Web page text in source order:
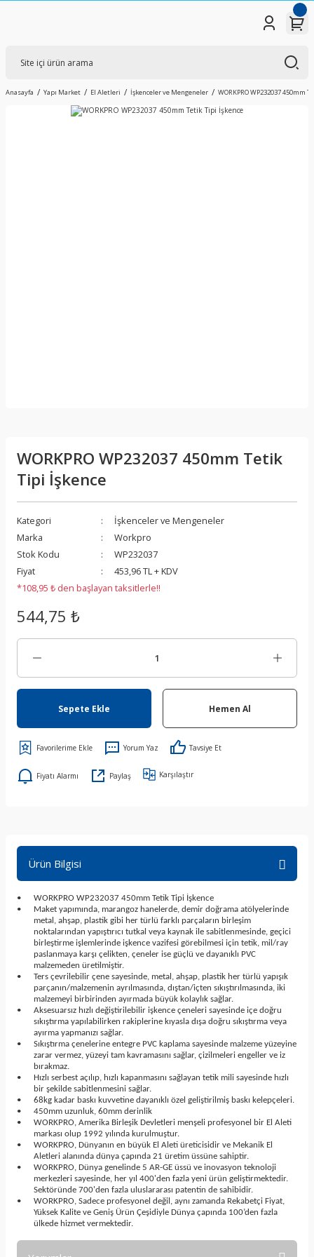
Anasayfa Yapı Market El Aletleri İşkenceler ve Mengeneler WORKPRO WP232037 450mm
WORKPRO WP232037 450mm Tetik
Tipi İşkence
Kategori
İşkenceler ve Mengeneler
Marka
Workpro
Stok Kodu
WP232037
Fiyat
453,96 TL + KDV
*108,95 ₺ den başlayan taksitlerle!!
544,75 ₺
Sepete Ekle Hemen Al
Yorum Yaz Tavsiye Et
Fiyatı Alarmı Paylaş Karşılaştır
Ürün Bilgisi
•
WORKPRO WP232037 450mm Tetik Tipi İşkence
•
Maket yapımında, marangoz hanelerde, demir doğrama atölyelerinde
metal, ahşap, plastik gibi her türlü farklı parçaların birleşim
noktalarından yapıştırıcı tutkal veya kaynak ile sabitlenmesinde, geçici
birleştirme işlemlerinde işkence vazifesi görebilmesi için tetik, mil/ray
paslanmaya karşı çelikten, çeneler ise güçlü ve dayanıklı PVC
malzemeden üretilmiştir.
•
Ters çevrilebilir çene sayesinde, metal, ahşap, plastik her türlü yapışık
parçanın/malzemenin ayrılmasında, dıştan/içten sıkıştırılmasında, iki
malzemeyi birbirinden ayırmada büyük kolaylık sağlar.
•
Aksesuarsız hızlı değiştirilebilir işkence çeneleri sayesinde içe doğru
sıkıştırma yapılabilirken rakiplerine kıyasla dışa doğru sıkıştırma veya
ayırma yapmanızı sağlar.
•
Sıkıştırma çenelerine entegre PVC kaplama sayesinde malzeme yüzeyine
zarar vermez, yüzeyi tam kavramasını sağlar, çizilmeleri engeller ve iz
bırakmaz.
•
Hızlı serbest açılıp, hızlı kapanmasını sağlayan tetik mili sayesinde hızlı
bir şekilde sabitlenmesini sağlar.
•
68kg kadar baskı kuvvetine dayanıklı özel geliştirilmiş baskı kelepçeleri.
•
450mm uzunluk, 60mm derinlik
•
WORKPRO, Amerika Birleşik Devletleri menşeli profesyonel bir El Aleti
markası olup 1992 yılında kurulmuştur.
•
WORKPRO, Dünyanın en büyük El Aleti üreticisidir ve Mekanik El
Aletleri alanında dünya çapında 21 üretim üssüne sahiptir.
•
WORKPRO, Dünya genelinde 5 AR-GE üssü ve inovasyon teknoloji
merkezleri sayesinde, her yıl 400'den fazla yeni ürün geliştirmektedir.
Sektöründe 700'den fazla uluslararası patentin de sahibidir.
•
WORKPRO, Sadece profesyonel değil, aynı zamanda Rekabetçi Fiyat,
Yüksek Kalite ve Geniş Ürün Çeşidiyle Dünya çapında 100’den fazla
ülkede hizmet vermektedir.